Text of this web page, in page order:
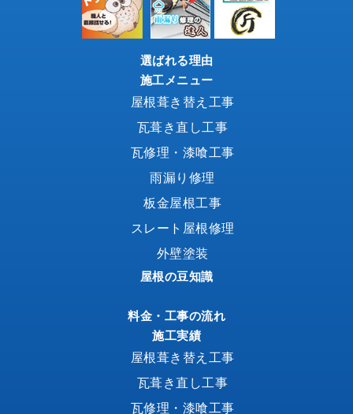
選ばれる理由
施工メニュー
屋根葺き替え工事
瓦葺き直し工事
瓦修理・漆喰工事
雨漏り修理
板金屋根工事
スレート屋根修理
外壁塗装
屋根の豆知識
料金・工事の流れ
施工実績
屋根葺き替え工事
瓦葺き直し工事
瓦修理・漆喰工事